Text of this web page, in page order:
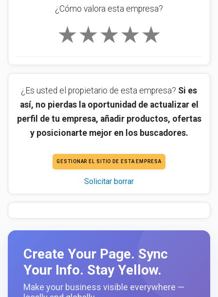
¿Cómo valora esta empresa?
★
★
★
★
★
¿Es usted el propietario de esta empresa? Si es
así, no pierdas la oportunidad de actualizar el
perfil de tu empresa, añadir productos, ofertas
y posicionarte mejor en los buscadores.
GESTIONAR EL SITIO DE ESTA EMPRESA
Solicitar borrar
Create Your Page. Sync
Your Info. Stay Yellow.
Make your business visible everywhere —